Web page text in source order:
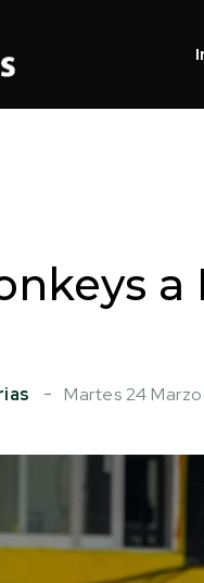
Martes 24